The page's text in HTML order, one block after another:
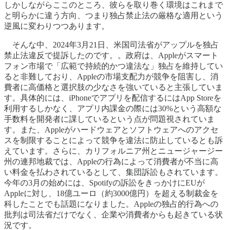
しかしながらここのところ、彼らを取り巻く環境はこれまで
と明らかに違う方向、つまり独占禁止法の厳格な適用という
逆風に変わりつつあります。
そんな中、2024年3月21日、米国司法省がアップルを独占
禁止法違反で提訴したのです。。政府は、Appleがスマート
フォン市場で「広範で持続的かつ違法な」独占を維持してい
ると非難しており、Appleの市場支配力が競争を阻害し、消
費者に高価格と選択肢の少なさを強いていると主張していま
す。具体的には、iPhoneでアプリを配信するにはApp Storeを
利用するしかなく、アプリ内課金の際には30%という高額な
手数料を開発者に課しているという点が問題視されていま
す。また、Appleがハードウェアとソフトウェアへのアクセ
スを制限することによって競争を違法に防止しているとも訴
えています。さらに、カリフォルニア州とニュージャージー
州の連邦地裁では、Appleの行為によって消費者が不当に高
い料金を払わされているとして、集団訴訟もされています。
今年の3月の始めには、Spotifyの訴訟をきっかけにEUが
Appleに対し、18億ユーロ（約3000億円）を超える制裁金を
科したことでも話題になりました。Appleの独占的行為への
批判は司法省だけでなく、企業や消費者からも起きている状
況です。